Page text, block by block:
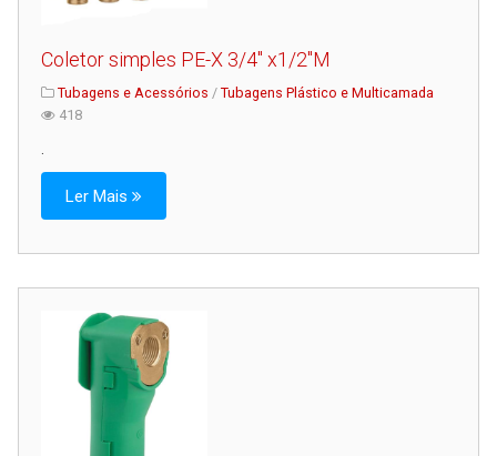
Coletor simples PE-X 3/4" x1/2"M
Tubagens e Acessórios / Tubagens Plástico e Multicamada
418
Ler Mais